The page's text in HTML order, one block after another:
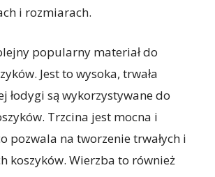
i rozmiarach.
popularny materiał do
Jest to wysoka, trwała
łodygi są wykorzystywane do
Trzcina jest mocna i
pozwala na tworzenie trwałych i
koszyków. Wierzba to również